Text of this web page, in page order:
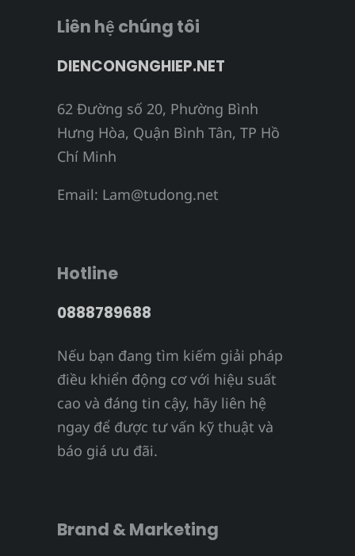
Liên hệ chúng tôi
DIENCONGNGHIEP.NET
62 Đường số 20, Phường Bình
Hưng Hòa, Quận Bình Tân, TP Hồ
Chí Minh
Email: Lam@tudong.net
Hotline
0888789688
Nếu bạn đang tìm kiếm giải pháp
điều khiển động cơ với hiệu suất
cao và đáng tin cậy, hãy liên hệ
ngay để được tư vấn kỹ thuật và
báo giá ưu đãi.
Brand & Marketing